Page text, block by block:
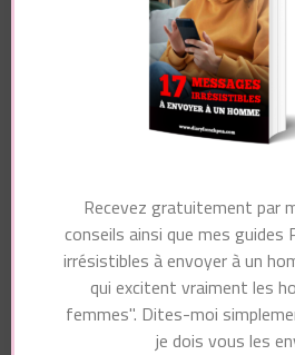
qui excitent vraiment les
femmes", dites-moi
je dois vous les
Essayez. Vous pouvez vous
Recevez gratuitement par
conseils ainsi que mes guides
irrésistibles à envoyer à un
qui excitent vraiment les
femmes". Dites-moi
je dois vous les